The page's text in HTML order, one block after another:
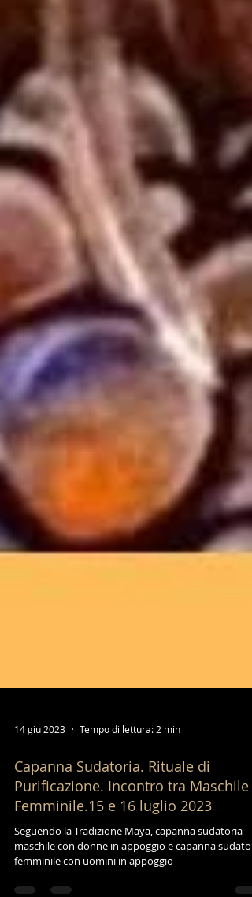
14 giu 2023 Tempo di lettura: 2 min
Capanna Sudatoria. Rituale di
Purificazione. Incontro tra Maschile e
Femminile.15 e 16 luglio 2023
maschile con donne in appoggio e capanna